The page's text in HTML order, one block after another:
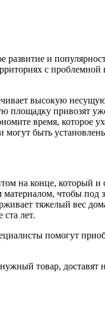
и
с проблемной
высокую
площадку привозят
время,
могут быть
на конце, который
чтобы под
тяжелый вес
лет.
помогут
товар, доставят